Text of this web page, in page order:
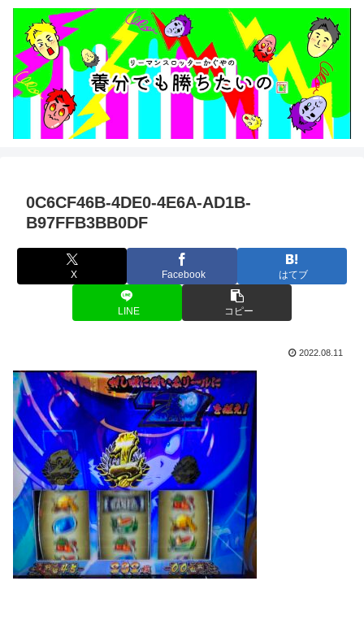
0C6CF46B-4DE0-4E6A-AD1B-
B97FFB3BB0DF
X Facebook はてブ
LINE コピー
2022.08.11